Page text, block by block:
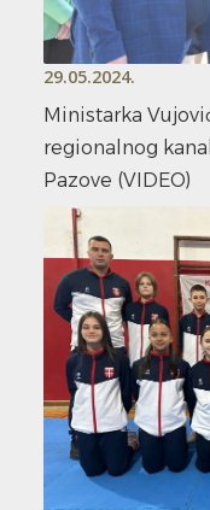
29.05.2024.
Ministarka
regionalnog
Pazove (VIDEO)